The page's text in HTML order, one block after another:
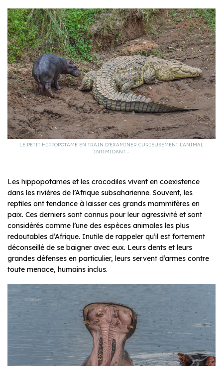
LE PETIT HIPPOPOTAME EN TRAIN D’EXAMINER CURIEUSEMENT L’ANIMAL
INTIMIDANT –
Les hippopotames et les crocodiles vivent en coexistence
dans les rivières de l’Afrique subsaharienne. Souvent, les
reptiles ont tendance à laisser ces grands mammifères en
paix. Ces derniers sont connus pour leur agressivité et sont
considérés comme l’une des espèces animales les plus
redoutables d’Afrique. Inutile de rappeler qu’il est fortement
déconseillé de se baigner avec eux. Leurs dents et leurs
grandes défenses en particulier, leurs servent d’armes contre
toute menace, humains inclus.